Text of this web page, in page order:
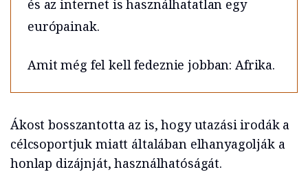
és az internet is használhatatlan egy
európainak.
Amit még fel kell fedeznie jobban: Afrika.
Ákost bosszantotta az is, hogy utazási irodák a
célcsoportjuk miatt általában elhanyagolják a
honlap dizájnját, használhatóságát.